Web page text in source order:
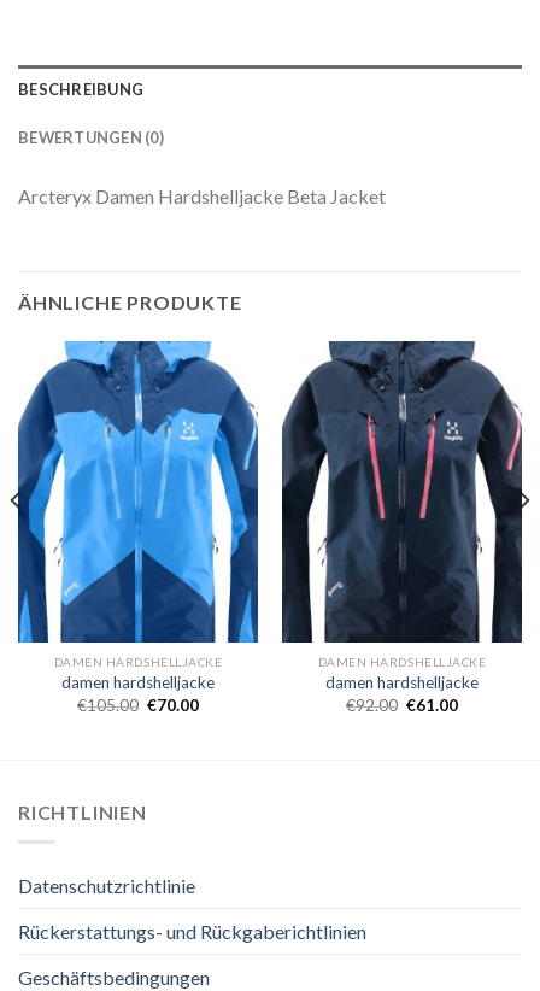
BESCHREIBUNG
BEWERTUNGEN (0)
Arcteryx Damen Hardshelljacke Beta Jacket
ÄHNLICHE PRODUKTE
DAMEN HARDSHELLJACKE
damen hardshelljacke
€105.00 €70.00
DAMEN HARDSHELLJACKE
damen hardshelljacke
€92.00 €61.00
RICHTLINIEN
Datenschutzrichtlinie
Rückerstattungs- und Rückgaberichtlinien
Geschäftsbedingungen